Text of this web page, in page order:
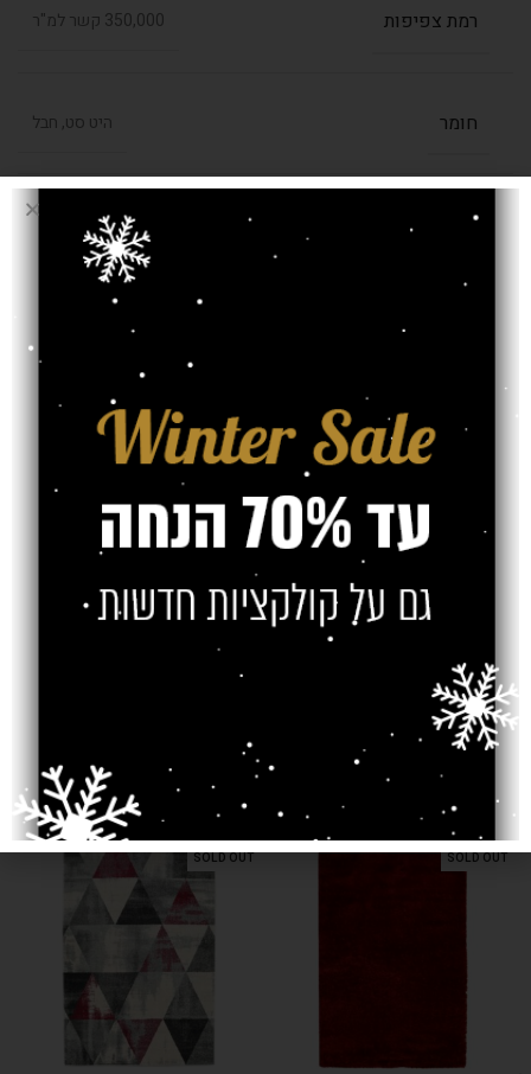
רמת צפיפות 350,000 קשר למ"ר
חומר היט סט, חבל
בחרו מידה (מטר) 0.80/1.50
1.20/1.70
,
1.40/1.90
,
1.60/2.30
,
2.00/2.90
אחריות
צרו קשר
מוצרים קשורים
SOLD OUT
SOLD OUT